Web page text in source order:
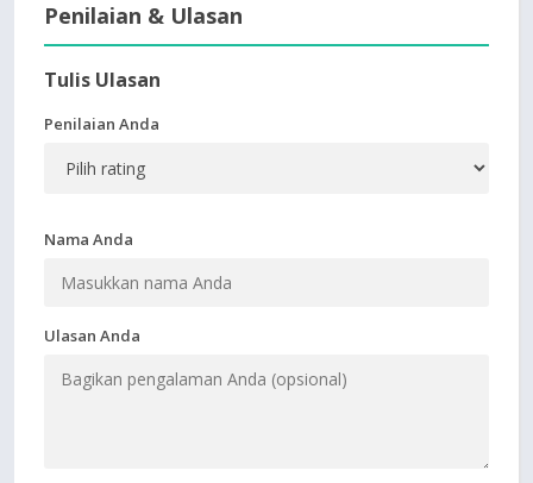
Penilaian & Ulasan
Tulis Ulasan
Penilaian Anda
Nama Anda
Ulasan Anda